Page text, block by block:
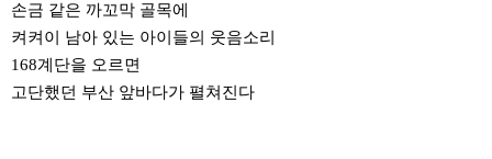
손금 같은 까꼬막 골목에
켜켜이 남아 있는 아이들의 웃음소리
168계단을 오르면
고단했던 부산 앞바다가 펼쳐진다